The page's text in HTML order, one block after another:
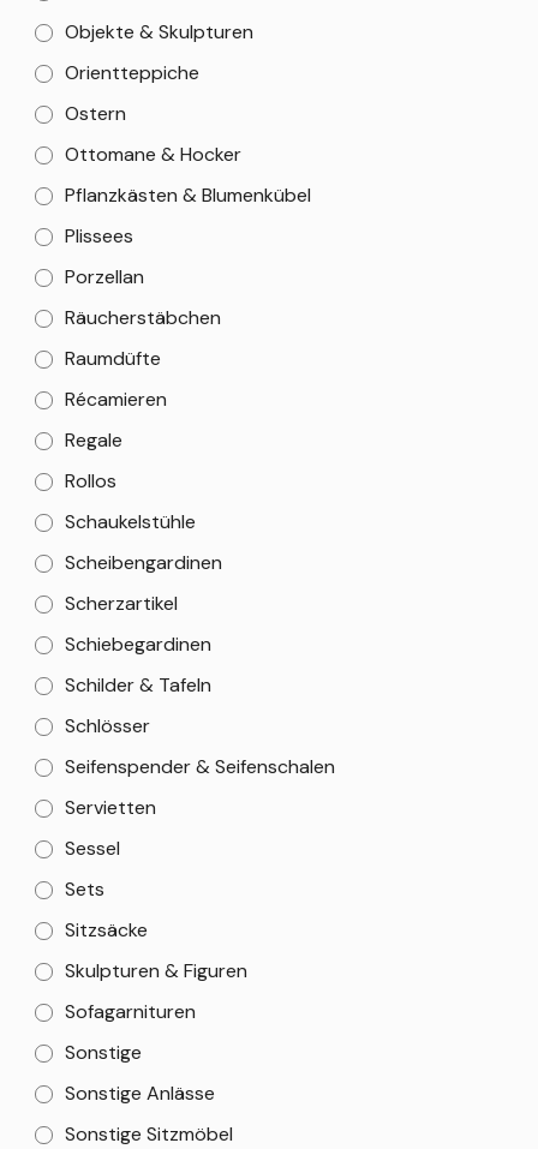
Objekte & Skulpturen
Orientteppiche
Ostern
Ottomane & Hocker
Pflanzkästen & Blumenkübel
Plissees
Porzellan
Räucherstäbchen
Raumdüfte
Récamieren
Regale
Rollos
Schaukelstühle
Scheibengardinen
Scherzartikel
Schiebegardinen
Schilder & Tafeln
Schlösser
Seifenspender & Seifenschalen
Servietten
Sessel
Sets
Sitzsäcke
Skulpturen & Figuren
Sofagarnituren
Sonstige
Sonstige Anlässe
Sonstige Sitzmöbel